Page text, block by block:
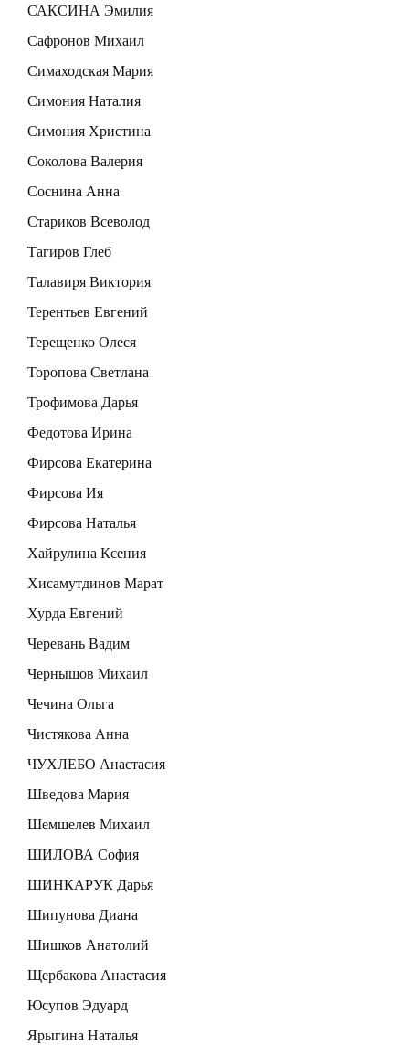
САКСИНА Эмилия
Сафронов Михаил
Симаходская Мария
Симония Наталия
Симония Христина
Соколова Валерия
Соснина Анна
Стариков Всеволод
Тагиров Глеб
Талавиря Виктория
Терентьев Евгений
Терещенко Олеся
Торопова Светлана
Трофимова Дарья
Федотова Ирина
Фирсова Екатерина
Фирсова Ия
Фирсова Наталья
Хайрулина Ксения
Хисамутдинов Марат
Хурда Евгений
Черевань Вадим
Чернышов Михаил
Чечина Ольга
Чистякова Анна
ЧУХЛЕБО Анастасия
Шведова Мария
Шемшелев Михаил
ШИЛОВА София
ШИНКАРУК Дарья
Шипунова Диана
Шишков Анатолий
Щербакова Анастасия
Юсупов Эдуард
Ярыгина Наталья